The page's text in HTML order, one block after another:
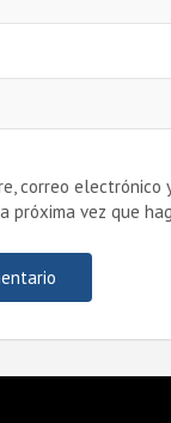
correo electrónico
próxima vez que